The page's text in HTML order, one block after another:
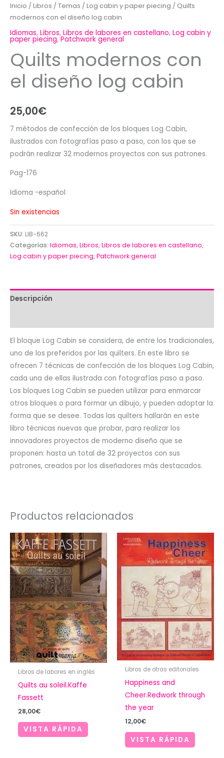
Inicio / Libros / Temas / Log cabin y paper piecing / Quilts
modernos con el diseño log cabin
Idiomas, Libros, Libros de labores en castellano, Log cabin y
paper piecing,Patchwork general
Quilts modernos con
el diseño log cabin
25,00€
7 métodos de confección de los bloques Log Cabin,
ilustrados con fotografías paso a paso, con los que se
podrán realizar 32 modernos proyectos con sus patrones.
Pag-176
Idioma -español
Sin existencias
SKU: LIB-662
Categorías: Idiomas,Libros,Libros de labores en castellano,
Log cabin y paper piecing,Patchwork general
Descripción
El bloque Log Cabin se considera, de entre los tradicionales,
uno de los preferidos por las quilters. En este libro se
ofrecen 7 técnicas de confección de los bloques Log Cabin,
cada una de ellas ilustrada con fotografías paso a paso.
Los bloques Log Cabin se pueden utilizar para enmarcar
otros bloques o para formar un dibujo, y pueden adoptar la
forma que se desee. Todas las quilters hallarán en este
libro técnicas nuevas que probar, para realizar los
innovadores proyectos de moderno diseño que se
proponen: hasta un total de 32 proyectos con sus
patrones, creados por los diseñadores más destacados.
Productos relacionados
Libros de labores en inglés
Quilts au soleil.Kaffe
Fassett
28,00€
VISTA RÁPIDA
Libros de otras editoriales
Happiness and
Cheer.Redwork through
the year
12,00€
VISTA RÁPIDA